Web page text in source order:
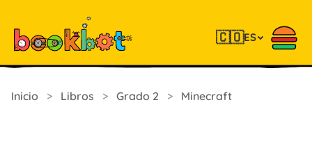
🇨🇴ES
Inicio > Libros > Grado 2 > Minecraft